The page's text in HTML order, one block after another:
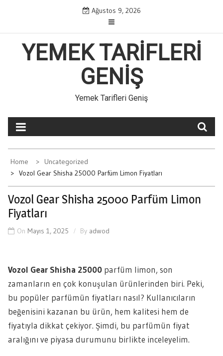
content
Ağustos 9, 2026
YEMEK TARIFLERI
GENIŞ
Yemek Tarifleri Geniş
Home
Uncategorized
Vozol Gear Shisha 25000 Parfüm Limon Fiyatları
Vozol Gear Shisha 25000 Parfüm Limon
Fiyatları
On Mayıs 1, 2025 By adwod
Vozol Gear Shisha 25000 parfüm limon, son
zamanların en çok konuşulan ürünlerinden biri. Peki,
bu popüler parfümün fiyatları nasıl? Kullanıcıların
beğenisini kazanan bu ürün, hem kalitesi hem de
fiyatıyla dikkat çekiyor. Şimdi, bu parfümün fiyat
aralığını ve piyasa durumunu birlikte inceleyelim.